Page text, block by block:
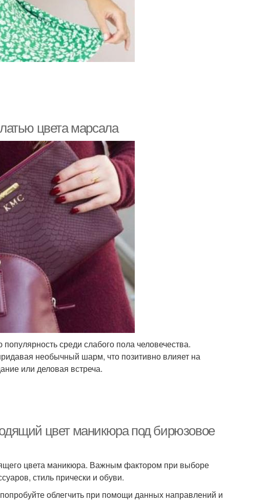
цвета марсала
среди слабого пола человечества.
необычный шарм, что позитивно влияет на
или деловая встреча.
цвет маникюра под бирюзовое
цвета маникюра. Важным фактором при выборе
стиль прически и обуви.
облегчить при помощи данных направлений и